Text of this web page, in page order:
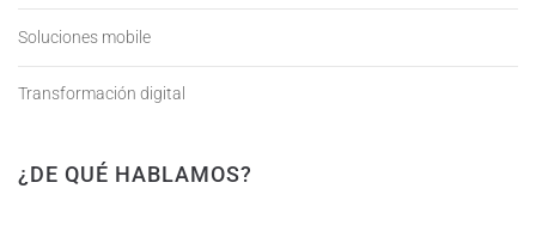
Soluciones mobile
Transformación digital
¿DE QUÉ HABLAMOS?